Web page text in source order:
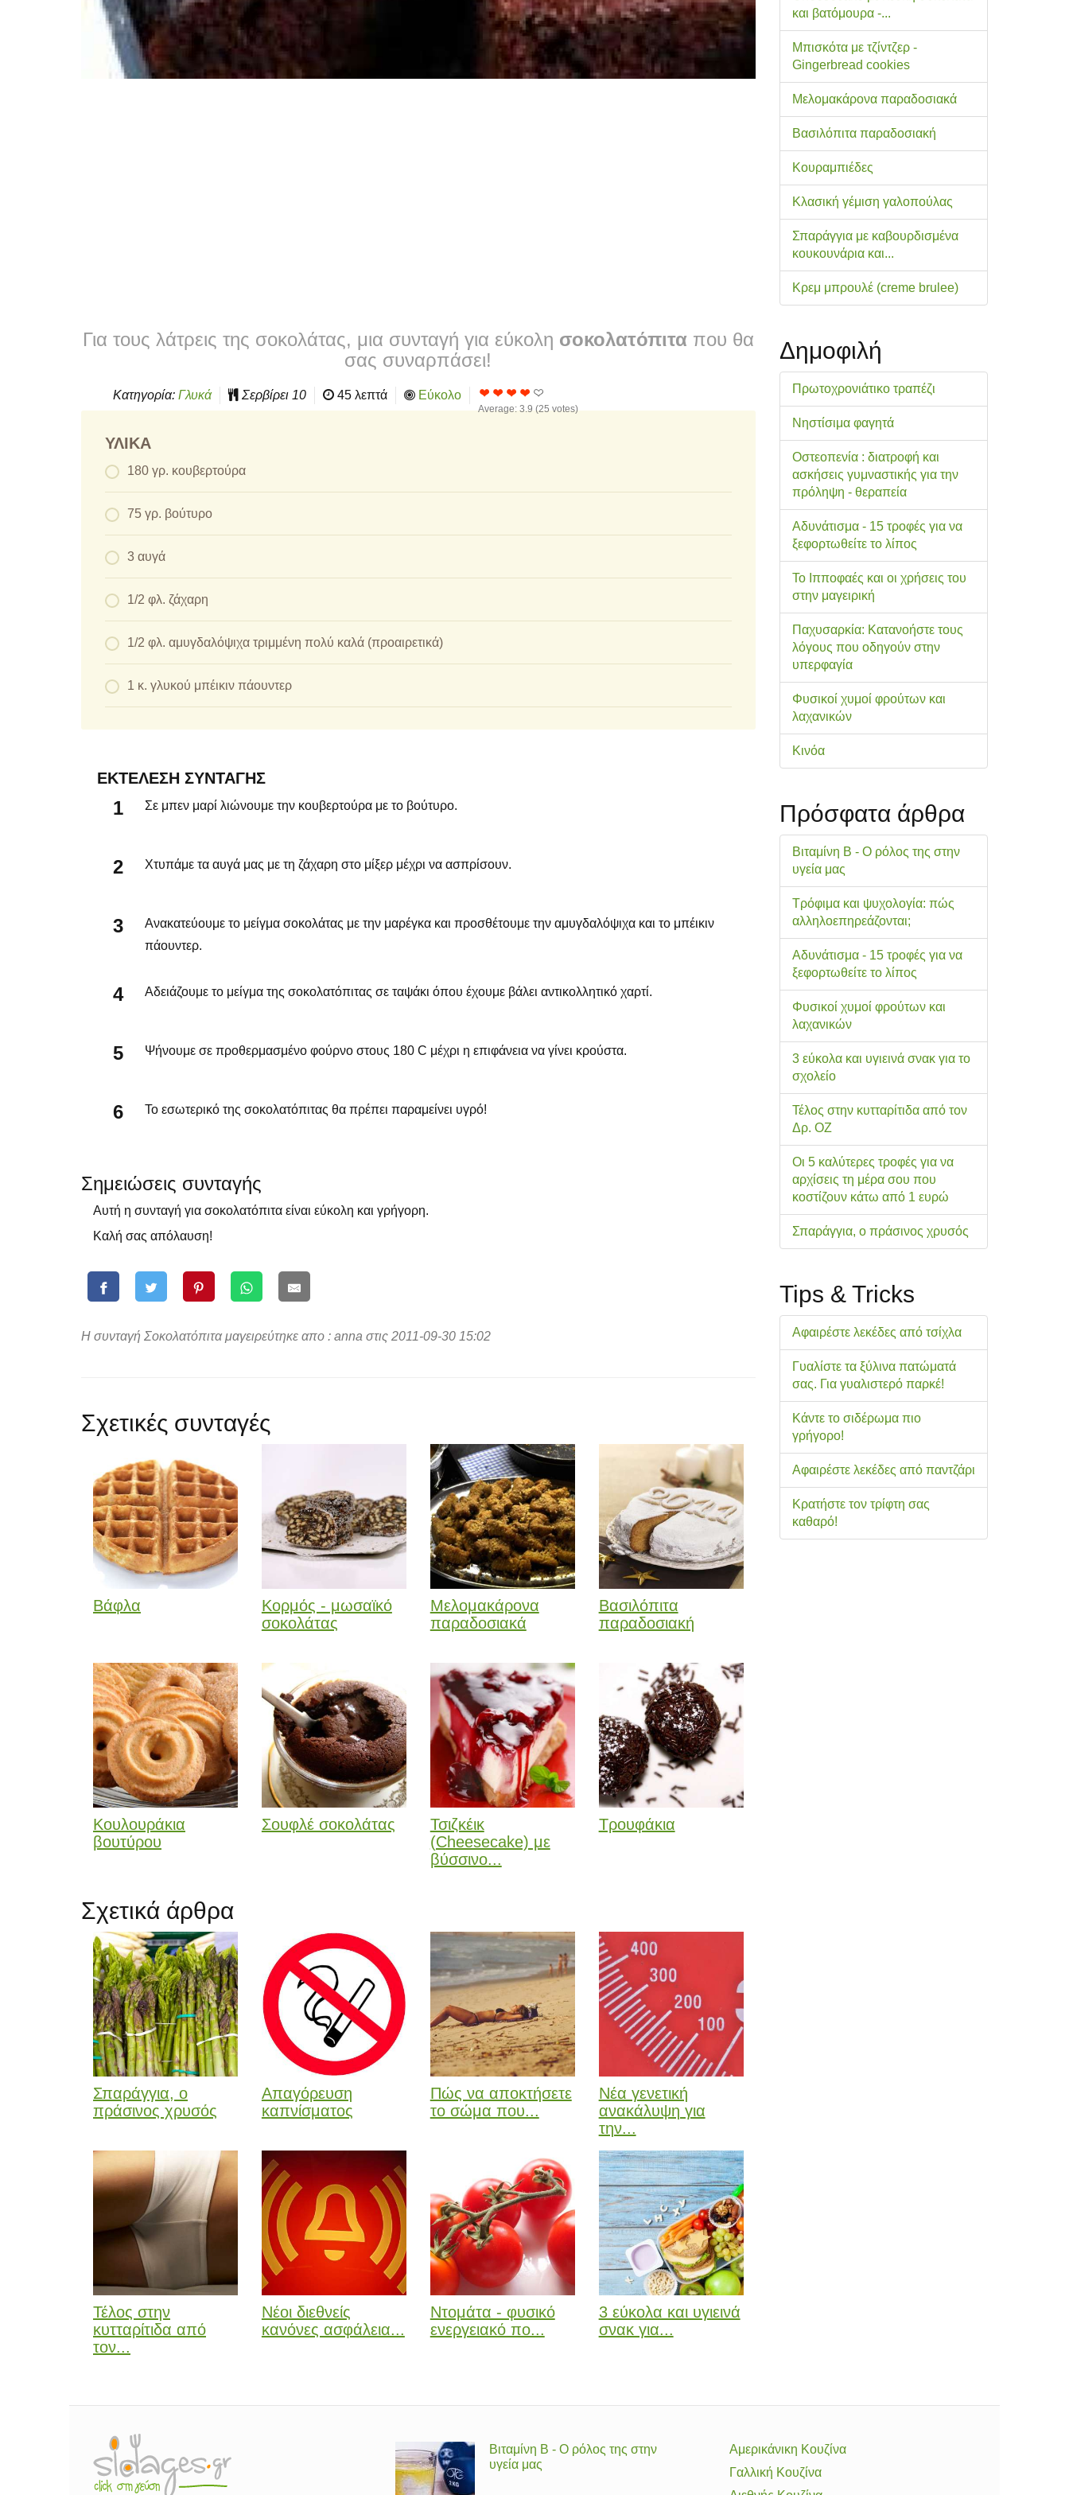
Για τους λάτρεις της σοκολάτας, μια συνταγή για εύκολη σοκολατόπιταπου θα
σας συναρπάσει!
Κατηγορία: Γλυκά Σερβίρει 10 45 λεπτά Εύκολο
Average:3.9 (25votes)
ΥΛΙΚΆ
180 γρ. κουβερτούρα
75 γρ. βούτυρο
3 αυγά
1/2 φλ. ζάχαρη
1/2 φλ. αμυγδαλόψιχα τριμμένη πολύ καλά (προαιρετικά)
1 κ. γλυκού μπέικιν πάουντερ
ΕΚΤΈΛΕΣΗ ΣΥΝΤΑΓΉΣ
Σε μπεν μαρί λιώνουμε την κουβερτούρα με το βούτυρο.
Χτυπάμε τα αυγά μας με τη ζάχαρη στο μίξερ μέχρι να ασπρίσουν.
Ανακατεύουμε το μείγμα σοκολάτας με την μαρέγκα και προσθέτουμε την αμυγδαλόψιχα και το μπέικιν
πάουντερ.
Αδειάζουμε το μείγμα της σοκολατόπιτας σε ταψάκι όπου έχουμε βάλει αντικολλητικό χαρτί.
Ψήνουμε σε προθερμασμένο φούρνο στους 180 C μέχρι η επιφάνεια να γίνει κρούστα.
Το εσωτερικό της σοκολατόπιτας θα πρέπει παραμείνει υγρό!
Σημειώσεις συνταγής
Αυτή η συνταγή για σοκολατόπιτα είναι εύκολη και γρήγορη.
Καλή σας απόλαυση!
Η συνταγή Σοκολατόπιτα μαγειρεύτηκε απο : anna στις 2011-09-30 15:02
Σχετικές συνταγές
Βάφλα
Κορμός - μωσαϊκό
σοκολάτας
Μελομακάρονα
παραδοσιακά
Βασιλόπιτα
παραδοσιακή
Κουλουράκια
βουτύρου
Σουφλέ σοκολάτας
Τσιζκέικ
(Cheesecake) με
βύσσινο...
Τρουφάκια
Σχετικά άρθρα
Σπαράγγια, ο
πράσινος χρυσός
Απαγόρευση
καπνίσματος
Πώς να αποκτήσετε
το σώμα που...
Νέα γενετική
ανακάλυψη για
την...
Τέλος στην
κυτταρίτιδα από
τον...
Νέοι διεθνείς
κανόνες ασφάλεια...
Ντομάτα - φυσικό
ενεργειακό πο...
3 εύκολα και υγιεινά
σνακ για...
και βατόμουρα -...
Μπισκότα με τζίντζερ -
Gingerbread cookies
Μελομακάρονα παραδοσιακά
Βασιλόπιτα παραδοσιακή
Κουραμπιέδες
Κλασική γέμιση γαλοπούλας
Σπαράγγια με καβουρδισμένα
κουκουνάρια και...
Κρεμ μπρουλέ (creme brulee)
Δημοφιλή
Πρωτοχρονιάτικο τραπέζι
Νηστίσιμα φαγητά
Οστεοπενία : διατροφή και
ασκήσεις γυμναστικής για την
πρόληψη - θεραπεία
Αδυνάτισμα - 15 τροφές για να
ξεφορτωθείτε το λίπος
Το Ιπποφαές και οι χρήσεις του
στην μαγειρική
Παχυσαρκία: Κατανοήστε τους
λόγους που οδηγούν στην
υπερφαγία
Φυσικοί χυμοί φρούτων και
λαχανικών
Κινόα
Πρόσφατα άρθρα
Βιταμίνη Β - Ο ρόλος της στην
υγεία μας
Τρόφιμα και ψυχολογία: πώς
αλληλοεπηρεάζονται;
Αδυνάτισμα - 15 τροφές για να
ξεφορτωθείτε το λίπος
Φυσικοί χυμοί φρούτων και
λαχανικών
3 εύκολα και υγιεινά σνακ για το
σχολείo
Τέλος στην κυτταρίτιδα από τον
Δρ. ΟΖ
Οι 5 καλύτερες τροφές για να
αρχίσεις τη μέρα σου που
κοστίζουν κάτω από 1 ευρώ
Σπαράγγια, ο πράσινος χρυσός
Tips & Tricks
Αφαιρέστε λεκέδες από τσίχλα
Γυαλίστε τα ξύλινα πατώματά
σας. Για γυαλιστερό παρκέ!
Κάντε το σιδέρωμα πιο
γρήγορο!
Αφαιρέστε λεκέδες από παντζάρι
Κρατήστε τον τρίφτη σας
καθαρό!
Βιταμίνη Β - Ο ρόλος της στην
υγεία μας
Αμερικάνικη Κουζίνα
Γαλλική Κουζίνα